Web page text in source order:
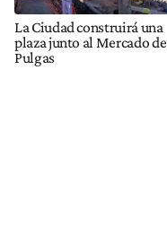
La Ciudad construirá una
plaza junto al Mercado de
Pulgas